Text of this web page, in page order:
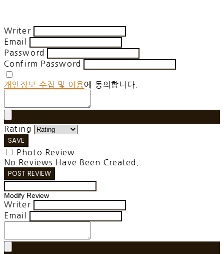
Writer
Email
Password
Confirm Password
개인정보 수집 및 이용에 동의합니다.
Rating
SAVE
Photo Review
No Reviews Have Been Created.
POST REVIEW
Modify Review
Writer
Email